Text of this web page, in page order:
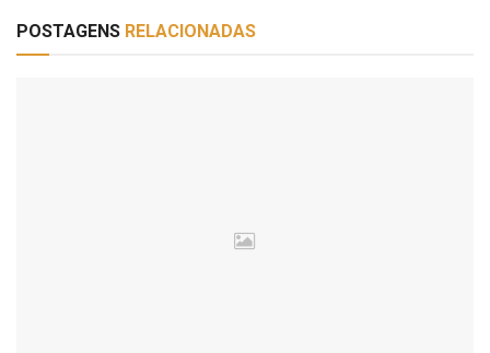
POSTAGENS RELACIONADAS